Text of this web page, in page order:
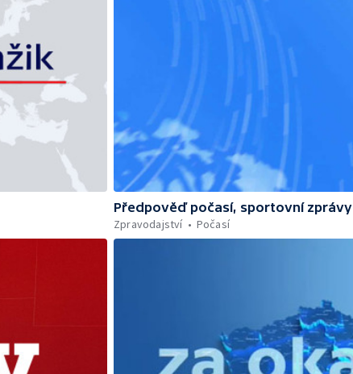
Předpověď počasí, sportovní zprávy
Zpravodajství
Počasí